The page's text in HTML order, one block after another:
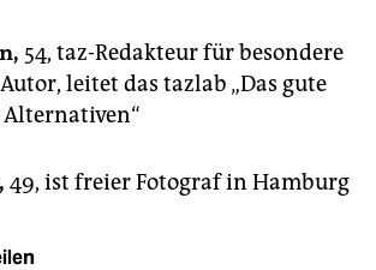
54, taz-Redakteur für besondere
leitet das tazlab „Das gute
Alternativen“
49, ist freier Fotograf in Hamburg